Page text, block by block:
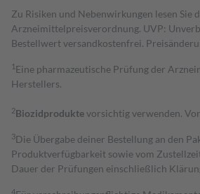
Zu Risiken und Nebenwirkungen lesen
Arzneimittelpreisverordnung. UVP:
Bestell­wert versand­kosten­frei.
1 Eine pharmazeutische Prüfung der
Herstellers.
2Biozidproduktevorsichtig verwenden.
3Die Übergabe deiner Bestellung an den
Produktverfügbarkeit sowie vom
Dauer der Prüfungen einschließlich
4